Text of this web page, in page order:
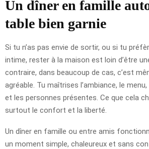
Un dîner en famille
table bien garnie
Si tu n’as pas envie de sortir, ou si tu
intime, rester à la maison est loin d’être
contraire, dans beaucoup de cas, c’est
agréable. Tu maîtrises l’ambiance, le
et les personnes présentes. Ce que cela
surtout le confort et la liberté.
Un dîner en famille ou entre amis
un moment simple, chaleureux et sans